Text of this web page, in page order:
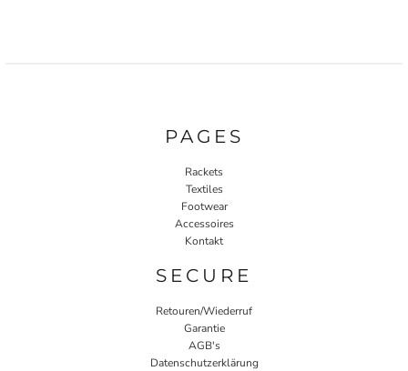
PAGES
Rackets
Textiles
Footwear
Accessoires
Kontakt
SECURE
Retouren/Wiederruf
Garantie
AGB's
Datenschutzerklärung